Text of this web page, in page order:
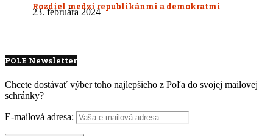
Rozdiel medzi republikánmi a demokratmi
23. februára 2024
POLE Newsletter
Chcete dostávať výber toho najlepšieho z Poľa do svojej mailovej
schránky?
E-mailová adresa: